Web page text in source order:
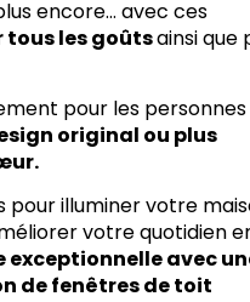
encore… avec ces
tous les goûtsainsi que
pour les personnes
original ou plus
pour illuminer votre
votre quotidien
exceptionnelle avec
de fenêtres de toit